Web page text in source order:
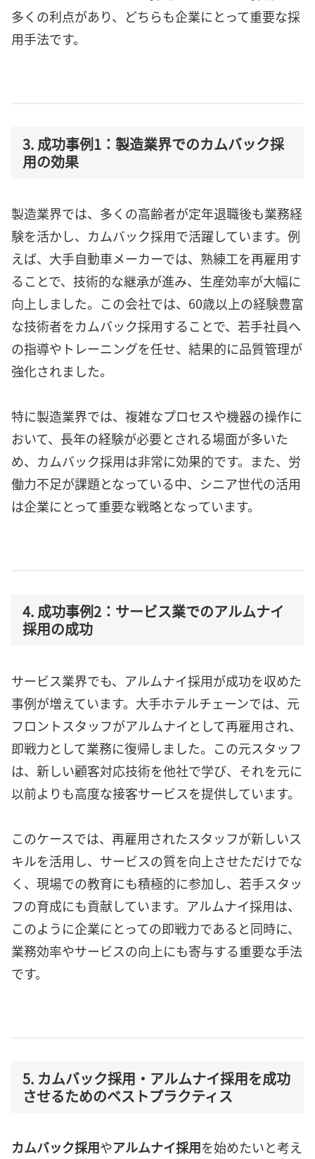
多くの利点があり、どちらも企業にとって重要な採
用手法です。
3. 成功事例1：製造業界でのカムバック採
用の効果
製造業界では、多くの高齢者が定年退職後も業務経
験を活かし、カムバック採用で活躍しています。例
えば、大手自動車メーカーでは、熟練工を再雇用す
ることで、技術的な継承が進み、生産効率が大幅に
向上しました。この会社では、60歳以上の経験豊富
な技術者をカムバック採用することで、若手社員へ
の指導やトレーニングを任せ、結果的に品質管理が
強化されました。
特に製造業界では、複雑なプロセスや機器の操作に
おいて、長年の経験が必要とされる場面が多いた
め、カムバック採用は非常に効果的です。また、労
働力不足が課題となっている中、シニア世代の活用
は企業にとって重要な戦略となっています。
4. 成功事例2：サービス業でのアルムナイ
採用の成功
サービス業界でも、アルムナイ採用が成功を収めた
事例が増えています。大手ホテルチェーンでは、元
フロントスタッフがアルムナイとして再雇用され、
即戦力として業務に復帰しました。この元スタッフ
は、新しい顧客対応技術を他社で学び、それを元に
以前よりも高度な接客サービスを提供しています。
このケースでは、再雇用されたスタッフが新しいス
キルを活用し、サービスの質を向上させただけでな
く、現場での教育にも積極的に参加し、若手スタッ
フの育成にも貢献しています。アルムナイ採用は、
このように企業にとっての即戦力であると同時に、
業務効率やサービスの向上にも寄与する重要な手法
です。
5. カムバック採用・アルムナイ採用を成功
させるためのベストプラクティス
カムバック採用やアルムナイ採用を始めたいと考え